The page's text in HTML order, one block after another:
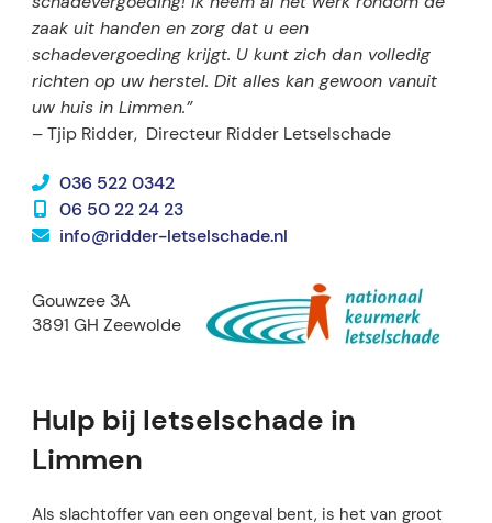
zaak uit handen en zorg dat u een
schadevergoeding krijgt. U kunt zich dan volledig
richten op uw herstel. Dit alles kan gewoon vanuit
uw huis in Limmen.”
– Tjip Ridder, Directeur Ridder Letselschade
036 522 0342
06 50 22 24 23
info@ridder-letselschade.nl
Gouwzee 3A
3891 GH Zeewolde
Hulp bij letselschade in
Limmen
Als slachtoffer van een ongeval bent, is het van groot